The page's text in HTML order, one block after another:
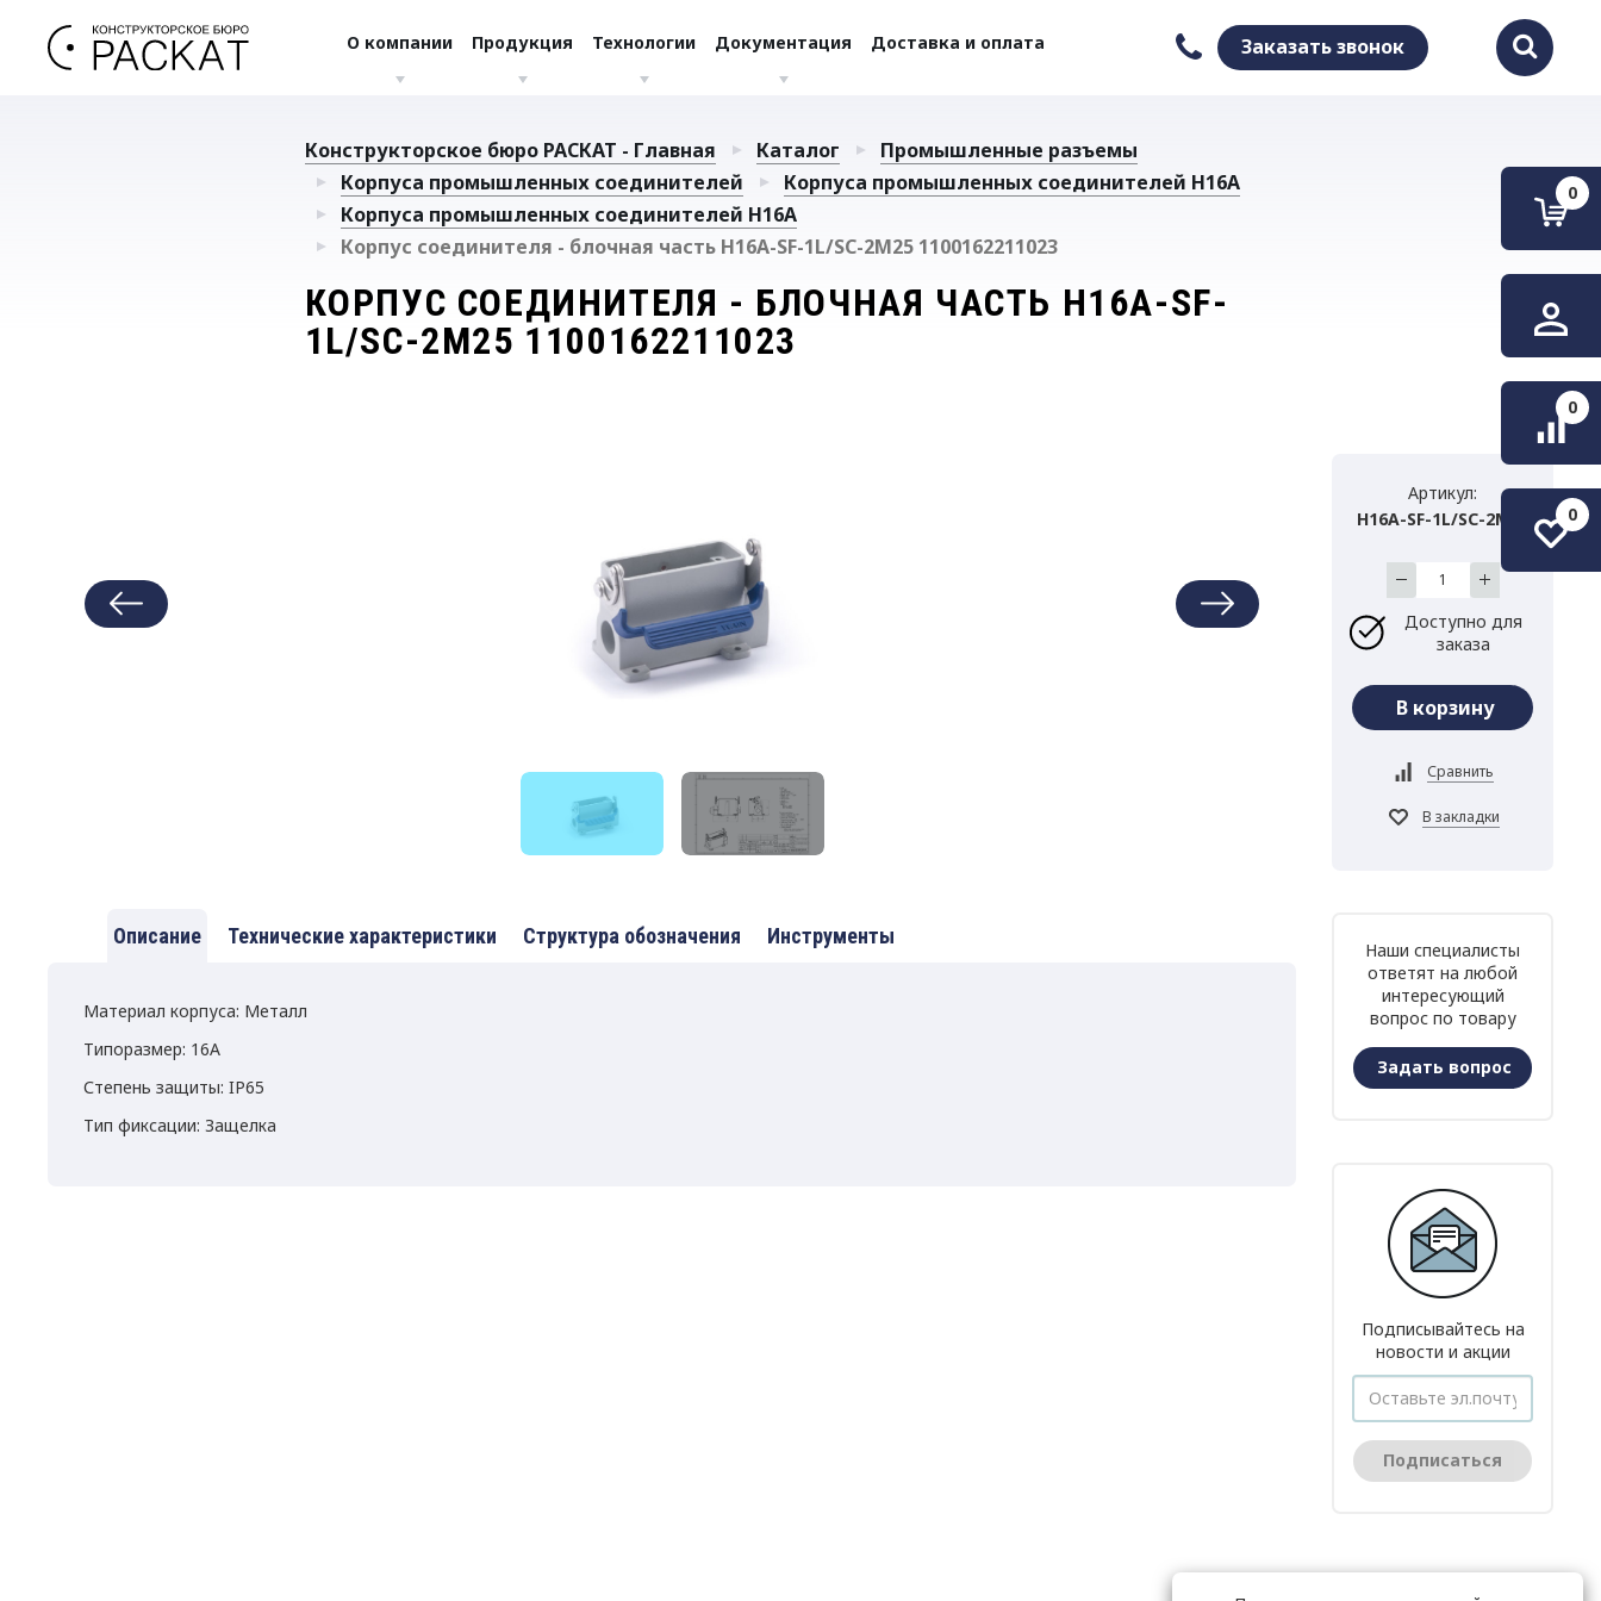
О компании Продукция Технологии Документация Доставка и оплата Заказать звонок
0
0
0
Конструкторское бюро РАСКАТ - Главная Каталог
Промышленные разъемы
Корпуса промышленных соединителей
Корпуса промышленных соединителей H16A
Корпуса промышленных соединителей H16A
Корпус соединителя - блочная часть H16A-SF-1L/SC-2M25 1100162211023
КОРПУС СОЕДИНИТЕЛЯ - БЛОЧНАЯ ЧАСТЬ H16A-SF-
1L/SC-2M25 1100162211023
Описание Технические характеристики Структура обозначения Инструменты
Материал корпуса: Металл
Типоразмер: 16A
Степень защиты: IP65
Тип фиксации: Защелка
Артикул:
H16A-SF-1L/SC-2M25
Доступно для
заказа
Наши специалисты
ответят на любой
интересующий
вопрос по товару
Задать вопрос
Подписывайтесь на
новости и акции
Подписаться